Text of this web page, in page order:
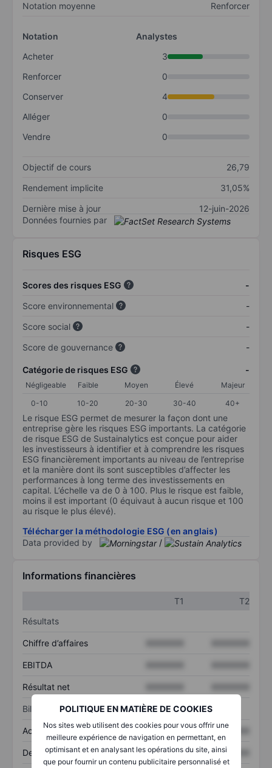
POLITIQUE EN MATIÈRE DE COOKIES
Nos sites web utilisent des cookies pour vous offrir une
meilleure expérience de navigation en permettant, en
optimisant et en analysant les opérations du site, ainsi
que pour fournir un contenu publicitaire personnalisé et
Notation moyenne Renforcer
Notation
Analystes
Acheter
3
Renforcer
0
Conserver
4
Alléger
0
Vendre
0
Objectif de cours
26,79
Rendement implicite
31,05%
Dernière mise à jour
12-juin-2026
Données fournies par
Risques ESG
Scores des risques ESG
-
Score environnemental
-
Score social
-
Score de gouvernance
-
Catégorie de risques ESG -
Négligeable Faible Moyen Élevé
Majeur
0-10
10-20 20-30 30-40 40+
Le risque ESG permet de mesurer la façon dont une
entreprise gère les risques ESG importants. La catégorie
de risque ESG de Sustainalytics est conçue pour aider
les investisseurs à identifier et à comprendre les risques
ESG financièrement importants au niveau de l’entreprise
et la manière dont ils sont susceptibles d’affecter les
performances à long terme des investissements en
capital. L’échelle va de 0 à 100. Plus le risque est faible,
moins il est important (0 équivaut à aucun risque et 100
au risque le plus élevé).
Télécharger la méthodologie ESG (en anglais)
Data provided by
/
Informations financières
T1
T2
Résultats
Chiffre d’affaires
EBITDA
Résultat net
Bilan
Actifs totaux XXXXXXX XXXXXXX
Dette totale XXXXXXX XXXXXXX